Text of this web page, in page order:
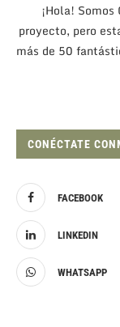
¡Hola!
proyecto, pero
más de 50
CONÉCTATE
FACEBOOK
LINKEDIN
WHATSAPP